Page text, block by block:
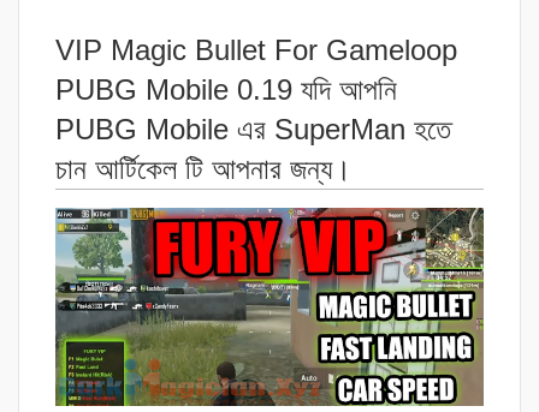
VIP Magic Bullet For Gameloop
PUBG Mobile 0.19 যদি আপনি
PUBG Mobile এর SuperMan হতে
চান আর্টিকেল টি আপনার জন্য।